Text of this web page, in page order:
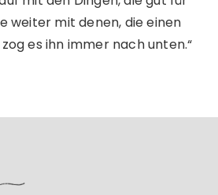
weiter mit denen, die einen
es ihn immer nach unten.“